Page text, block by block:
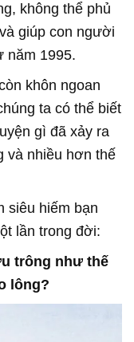
không thể phủ
giúp con người
năm 1995.
khôn ngoan
ta có thể biết
gì đã xảy ra
và nhiều hơn thế
siêu hiếm bạn
lần trong đời:
trông như thế
lông?